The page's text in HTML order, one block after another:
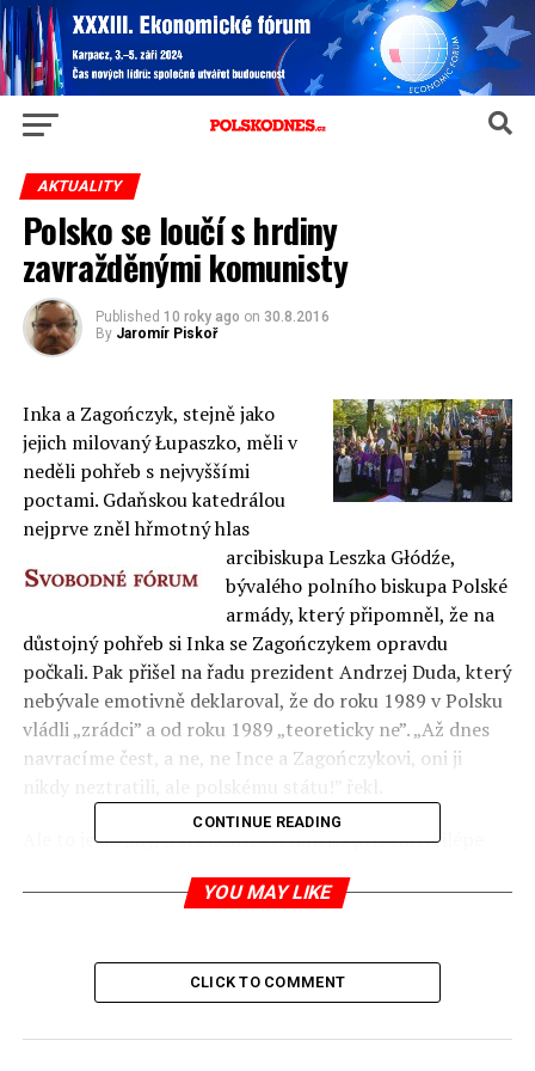
AKTUALITY
Polsko se loučí s hrdiny
zavražděnými komunisty
Published 10 roky ago on 30.8.2016
By Jaromír Piskoř
Inka a Zagończyk, stejně jako
jejich milovaný Łupaszko, měli v
neděli pohřeb s nejvyššími
poctami. Gdaňskou katedrálou
nejprve zněl hřmotný hlas
arcibiskupaLeszka Głódźe,
bývalého polního biskupa Polské
armády, který připomněl, že na
důstojný pohřeb si Inka se Zagończykem opravdu
počkali.Pak přišel na řadu prezident Andrzej Duda, který
nebývale emotivně deklaroval, že do roku 1989 v Polsku
vládli „zrádci” a od roku 1989 „teoreticky ne”. „Až dnes
navracíme čest, a ne, ne Ince a Zagończykovi, oni ji
Ale to je už jiný, ještě kontroverznější příběh. Nejlépe
polského Institutu paměti národa Jarosław Szarek, když
podzemí. Mladí lidé se ztotožnili s prokletými vojáky,
ačkoliv ještě před několika lety ochotně nosili trička s
Che Guevarou. Dnes jsou to trika s Inkou.”
CONTINUE READING
YOU MAY LIKE
CLICK TO COMMENT